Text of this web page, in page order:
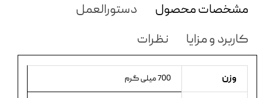
مشخصات محصول
دستورالعمل
کاربرد و مزایا
نظرات
وزن 700 میلی گرم